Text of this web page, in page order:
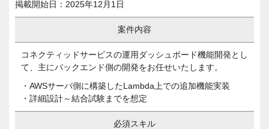
掲載開始日：2025年12月1日
案件内容
コネクティッドサービスの運用ダッシュボード機能開発とし
て、主にバックエンド側の開発をお任せいたします。
・AWSサーバ側に構築したLambda上での追加機能実装
・詳細設計～結合試験までを想定
必須スキル